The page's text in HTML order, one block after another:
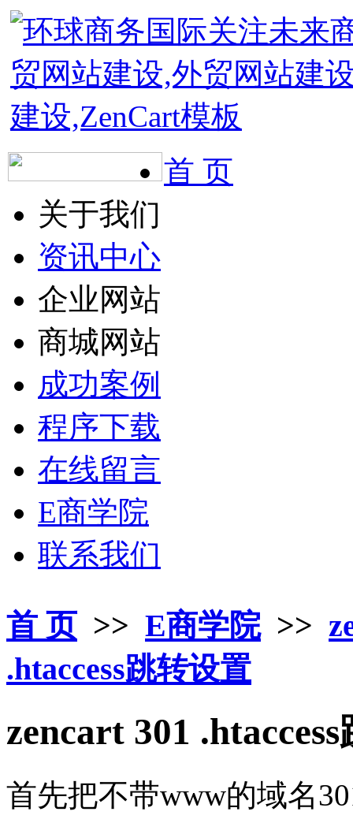
首 页
关于我们
资讯中心
企业网站
商城网站
成功案例
程序下载
在线留言
E商学院
联系我们
首 页>> E商学院>>
.htaccess跳转设置
zencart 301
首先把不带www的域名